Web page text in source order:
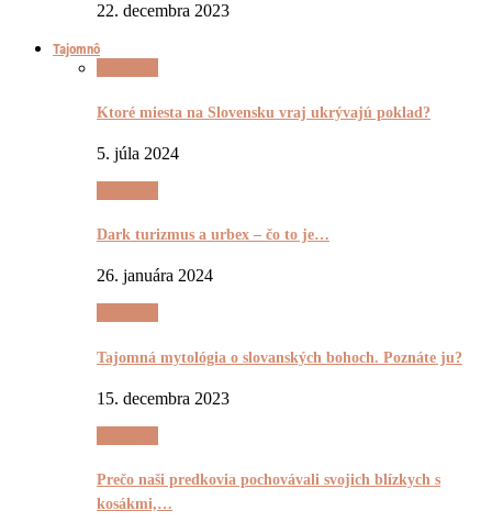
22. decembra 2023
Tajomnô
Ktoré miesta na Slovensku vraj ukrývajú poklad?
5. júla 2024
Dark turizmus a urbex – čo to je…
26. januára 2024
Tajomná mytológia o slovanských bohoch. Poznáte ju?
15. decembra 2023
Prečo naši predkovia pochovávali svojich blízkych s
kosákmi,…